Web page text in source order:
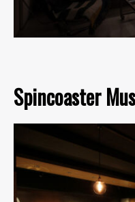
Spincoaster